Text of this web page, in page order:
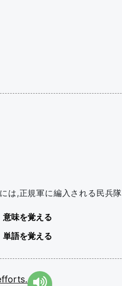
は,正規軍に編入される民兵隊
意味を覚える
単語を覚える